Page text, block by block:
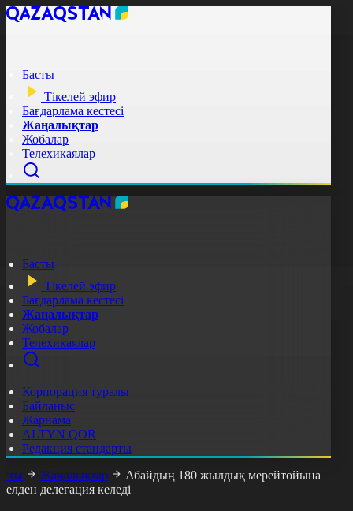
Басты
Тікелей эфир
Бағдарлама кестесі
Жаңалықтар
Жобалар
Телехикаялар
Басты
Тікелей эфир
Бағдарлама кестесі
Жаңалықтар
Жобалар
Телехикаялар
Корпорация туралы
Байланыс
Жарнама
ALTYN QOR
Редакция стандарты
Жаңалықтар
Абайдың 180 жылдық мерейтойына
елден делегация келеді